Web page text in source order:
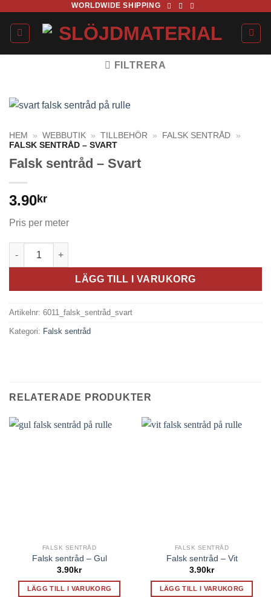
content
WORLDWIDE SHIPPING
FILTRERA
HEM » WEBBUTIK » TILLBEHÖR » FALSK SENTRÅD
»
FALSK SENTRÅD – SVART
Falsk sentråd – Svart
3.90kr
Pris per meter
Falsk sentråd - Svart mängd
LÄGG TILL I VARUKORG
Artikelnr: 6011_falsk_sentråd_svart
Kategori: Falsk sentråd
RELATERADE PRODUKTER
FALSK SENTRÅD
Falsk sentråd – Gul
3.90 kr
LÄGG TILL I VARUKORG
FALSK SENTRÅD
Falsk sentråd – Vit
3.90 kr
LÄGG TILL I VARUKORG